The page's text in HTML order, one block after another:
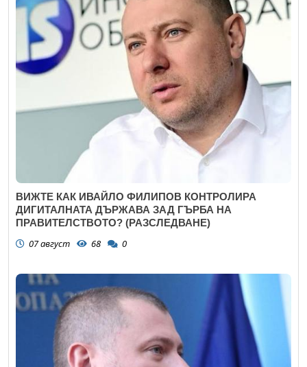
ВИЖТЕ КАК ИВАЙЛО ФИЛИПОВ КОНТРОЛИРА
ДИГИТАЛНАТА ДЪРЖАВА ЗАД ГЪРБА НА
ПРАВИТЕЛСТВОТО? (РАЗСЛЕДВАНЕ)
07 август 68 0